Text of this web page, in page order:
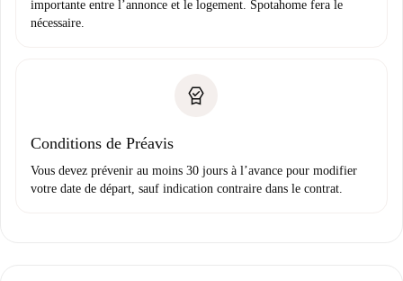
importante entre l’annonce et le logement. Spotahome fera le
nécessaire.
Conditions de Préavis
Vous devez prévenir au moins 30 jours à l’avance pour modifier
votre date de départ, sauf indication contraire dans le contrat.